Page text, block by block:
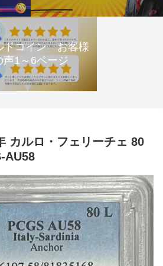
ドコイン お客様
声1～6ページ
カルロ・フェリーチェ 80
AU58